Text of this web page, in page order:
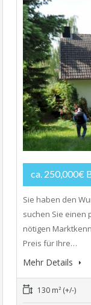
ca. 250,000€
Sie haben den
suchen Sie einen
nötigen
Preis für Ihre…
Mehr Details
130 m² (+/-)